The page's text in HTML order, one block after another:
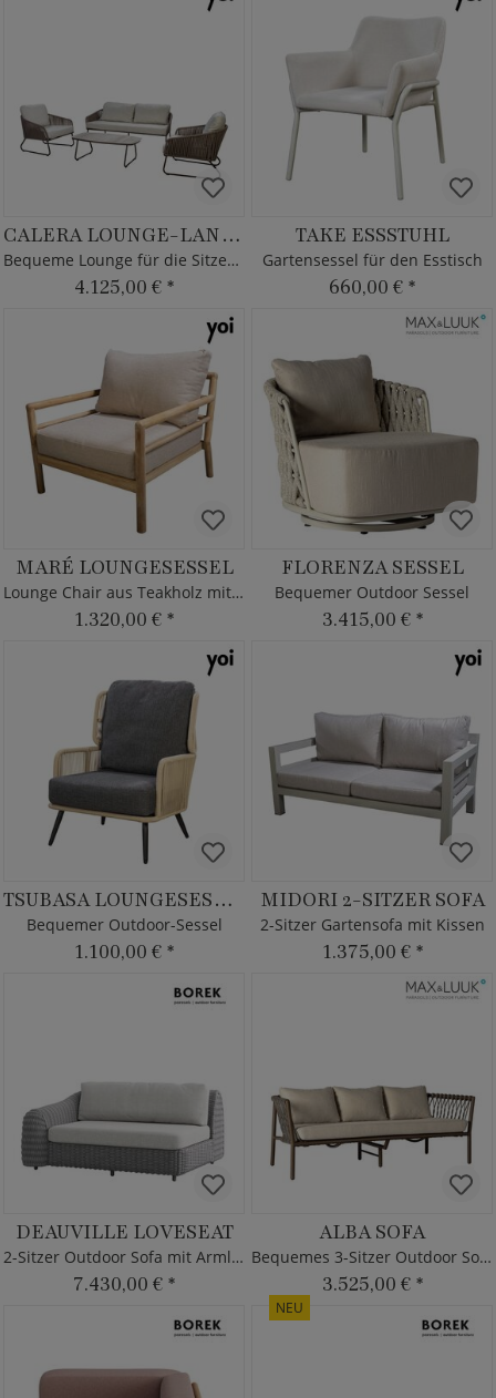
CALERA LOUNGE-LANDSCHAFT
Bequeme Lounge für die Sitzecke
4.125,00 € *
TAKE ESSSTUHL
Gartensessel für den Esstisch
660,00 € *
MARÉ LOUNGESESSEL
Lounge Chair aus Teakholz mit Kissen
1.320,00 € *
FLORENZA SESSEL
Bequemer Outdoor Sessel
3.415,00 € *
TSUBASA LOUNGESESSEL
Bequemer Outdoor-Sessel
1.100,00 € *
MIDORI 2-SITZER SOFA
2-Sitzer Gartensofa mit Kissen
1.375,00 € *
DEAUVILLE LOVESEAT
2-Sitzer Outdoor Sofa mit Armlehne
7.430,00 € *
ALBA SOFA
Bequemes 3-Sitzer Outdoor Sofa
3.525,00 € *
NEU